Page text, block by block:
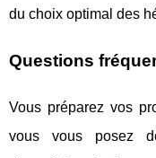
du choix optimal des
Questions
Vous préparez vos
vous vous posez